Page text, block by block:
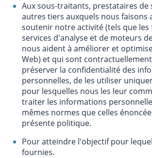
Aux sous-traitants, prestataires de
autres tiers auxquels nous faisons
soutenir notre activité (tels que
services d'analyse et de moteurs
nous aident à améliorer et
Web) et qui sont
préserver la confidentialité des
personnelles, de les utiliser
pour lesquelles nous les leur
traiter les informations
mêmes normes que celles
présente politique.
Pour atteindre l'objectif pour
fournies.